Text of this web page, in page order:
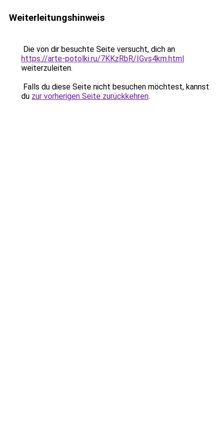
Weiterleitungshinweis
Die von dir besuchte Seite versucht, dich an
https://arte-potolki.ru/7KKzRbR/IGvs4km.html
weiterzuleiten.
Falls du diese Seite nicht besuchen möchtest, kannst
du zur vorherigen Seite zurückkehren.